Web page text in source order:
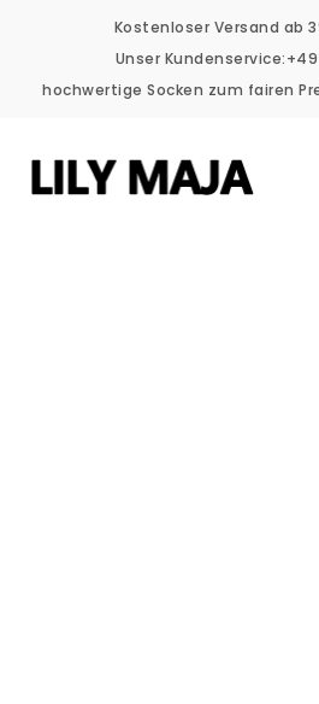
Kostenloser Versand ab
Unser
hochwertige Socken zum fairen